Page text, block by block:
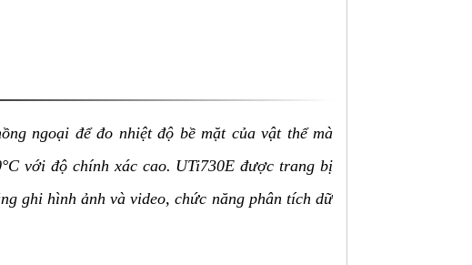
ngoại để đo nhiệt độ bề mặt của vật thể mà
với độ chính xác cao. UTi730E được trang bị
ghi hình ảnh và video, chức năng phân tích dữ